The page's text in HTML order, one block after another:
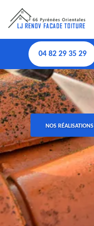
04 82 29 35 29
NOS RÉALISATIONS